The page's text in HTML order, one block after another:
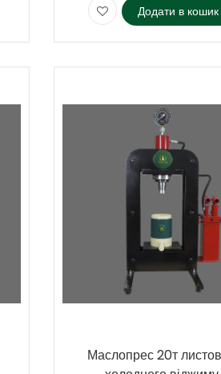
Додати в кошик
Маслопрес 20т